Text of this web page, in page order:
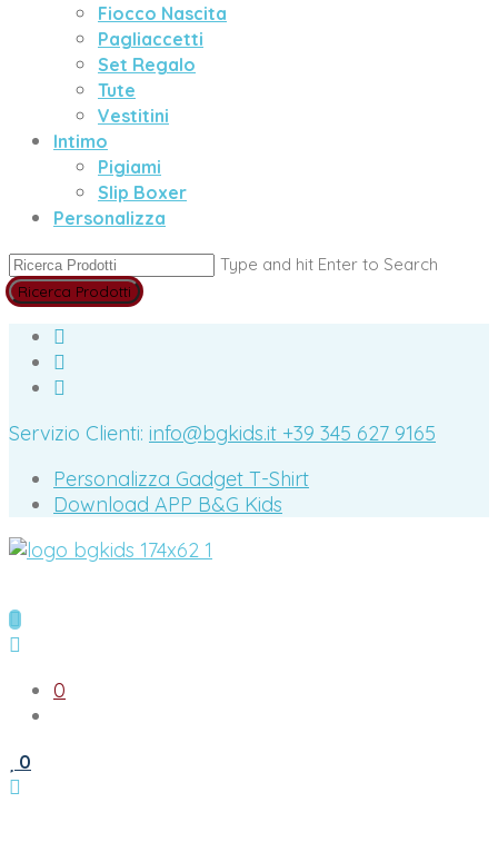
Fiocco Nascita
Pagliaccetti
Set Regalo
Tute
Vestitini
Intimo
Pigiami
Slip Boxer
Personalizza
Type and hit Enter to Search
Servizio Clienti: info@bgkids.it +39 345 627 9165
Personalizza Gadget T-Shirt
Download APP B&G Kids
0
0